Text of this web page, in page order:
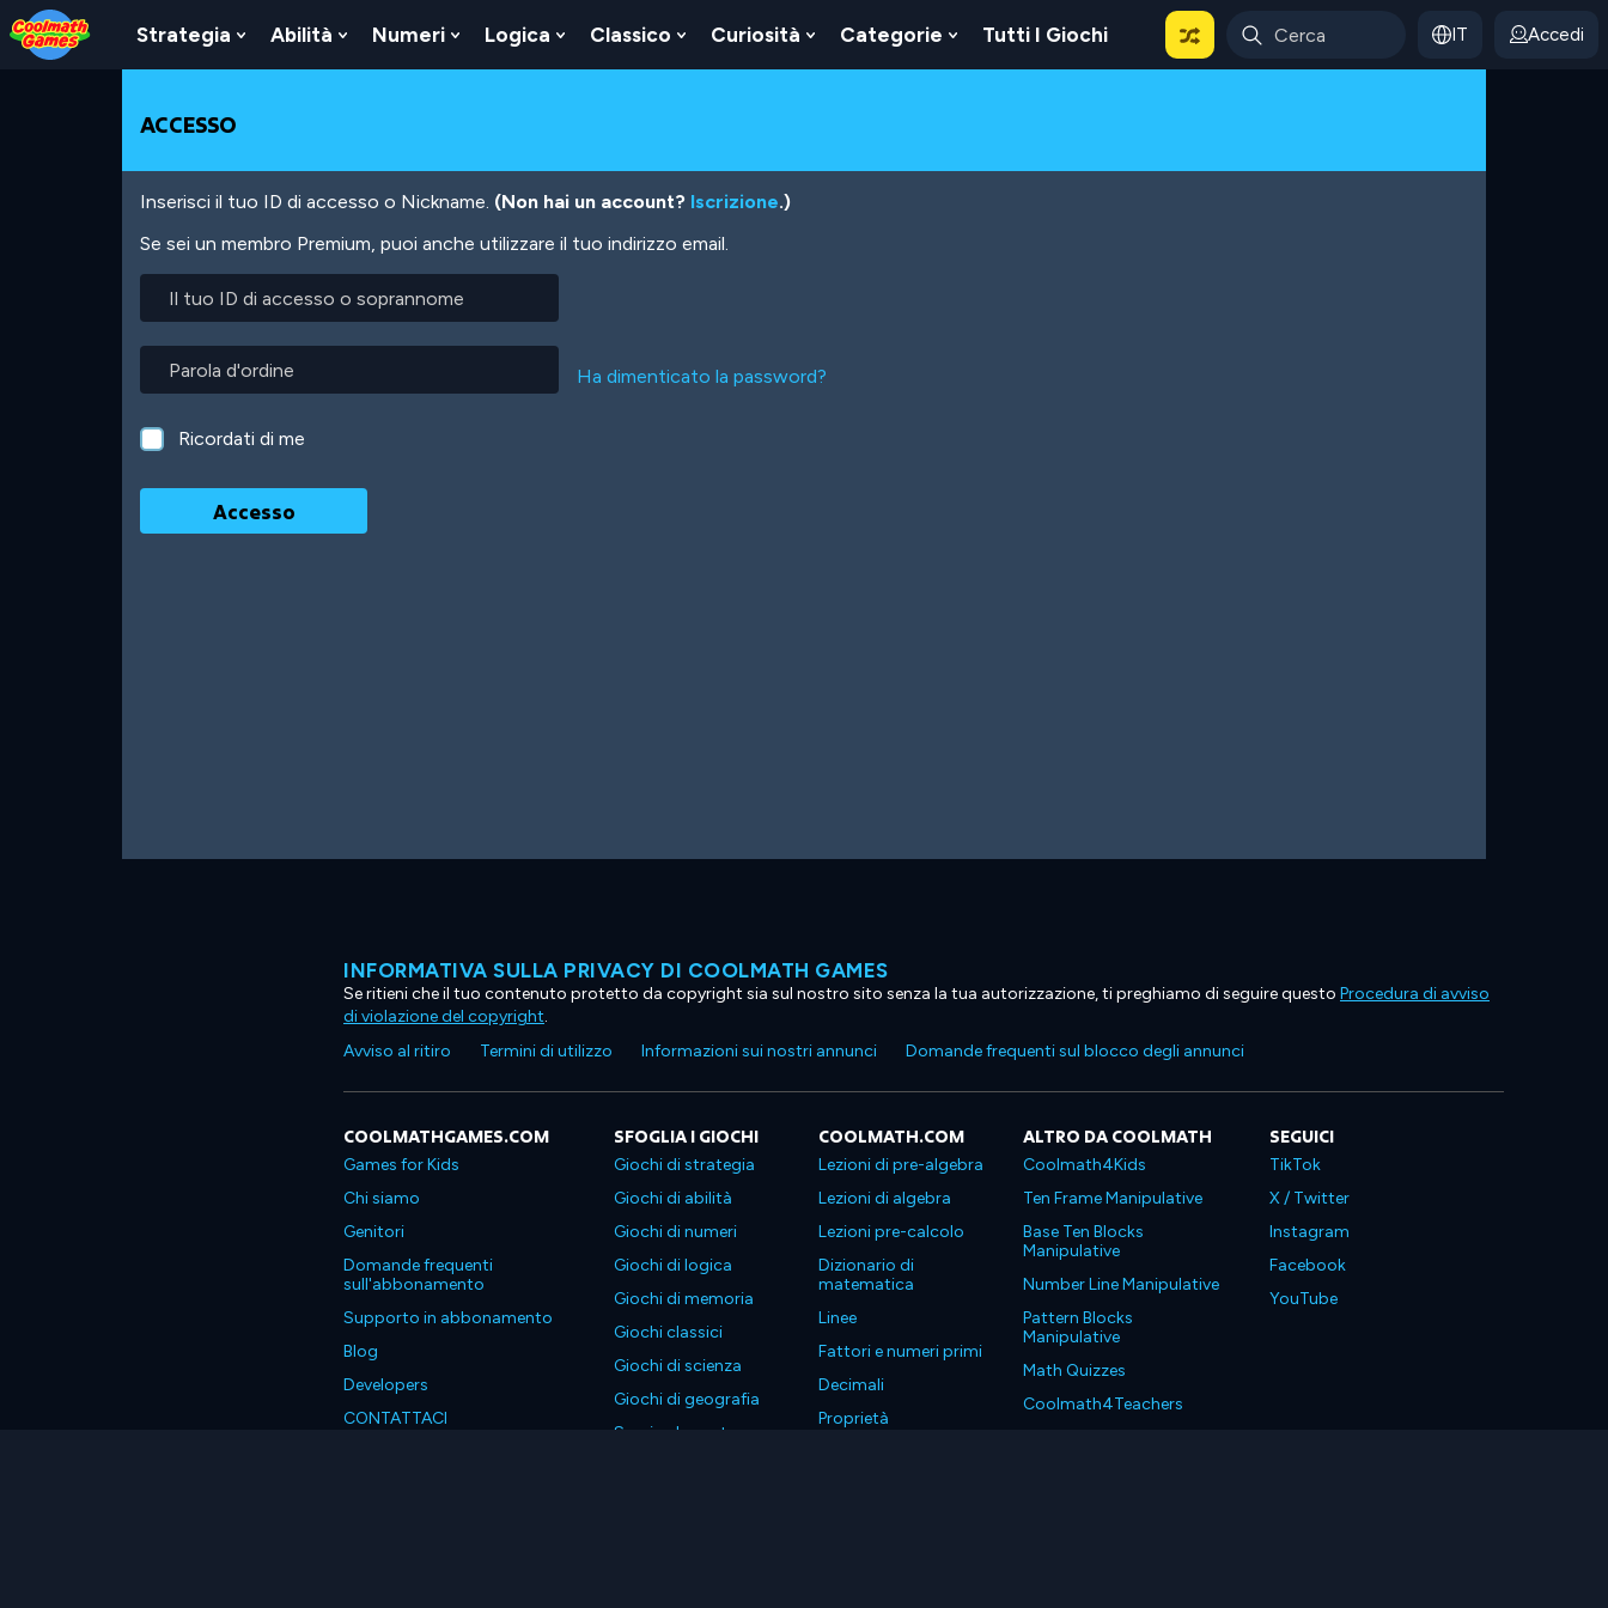
Skip
to
Top
Skip
to
Navigation
Skip
to
Main
Skip
to
Footer
Salta
al
contenuto
Strategia
Show
Submenu
Abilità
Show
Submenu
Numeri
Show
Submenu
Logica
Show
Submenu
Classico
Show
Submenu
Curiosità
Show
Submenu
Categorie
Show
Submenu
Tutti I Giochi IT Accedi
ACCESSO
Inserisci il tuo ID di accesso o Nickname. (Non hai un account? Iscrizione.)
Se sei un membro Premium, puoi anche utilizzare il tuo indirizzo email.
tuo
di
accesso
o
soprannome
d'ordine
Ha dimenticato la password?
Ricordati di me
INFORMATIVA SULLA PRIVACY DI COOLMATH GAMES
Se ritieni che il tuo contenuto protetto da copyright sia sul nostro sito senza la tua autorizzazione, ti preghiamo di seguire questo Procedura di avviso
di violazione del copyright.
Avviso al ritiro
Termini di utilizzo Informazioni sui nostri annunci Domande frequenti sul blocco degli annunci
COOLMATHGAMES.COM
Games for Kids
Chi siamo
Genitori
Domande frequenti
sull'abbonamento
Supporto in abbonamento
Blog
Developers
CONTATTACI
SFOGLIA I GIOCHI
Giochi di strategia
Giochi di abilità
Giochi di numeri
Giochi di logica
Giochi di memoria
Giochi classici
Giochi di scienza
Giochi di geografia
Scarica le nostre app
COOLMATH.COM
Lezioni di pre-algebra
Lezioni di algebra
Lezioni pre-calcolo
Dizionario di
matematica
Linee
Fattori e numeri primi
Decimali
Proprietà
ALTRO DA COOLMATH
Coolmath4Kids
Ten Frame Manipulative
Base Ten Blocks
Manipulative
Number Line Manipulative
Pattern Blocks
Manipulative
Math Quizzes
Coolmath4Teachers
SEGUICI
TikTok
X / Twitter
Instagram
Facebook
YouTube